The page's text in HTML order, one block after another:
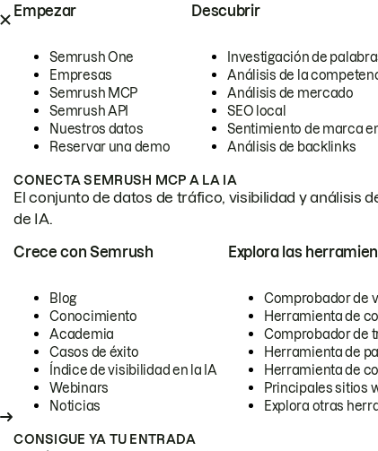
Empezar
Semrush One
Empresas
Semrush MCP
Semrush API
Nuestros datos
Reservar una demo
Descubrir
Investigación de
Análisis de la
Análisis de mercado
SEO local
Sentimiento de marca
Análisis de backlinks
CONECTA SEMRUSH MCP A LA IA
El conjunto de datos de tráfico, visibilidad y análisis
de IA.
Crece con Semrush
Blog
Conocimiento
Academia
Casos de éxito
Índice de visibilidad en la IA
Webinars
Noticias
Explora las
Comprobador de
Herramienta de
Comprobador de
Herramienta de
Herramienta de
Principales sitios
Explora otras
CONSIGUE YA TU ENTRADA